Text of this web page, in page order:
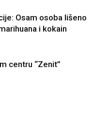
Osam osoba lišeno
i kokain
centru “Zenit”